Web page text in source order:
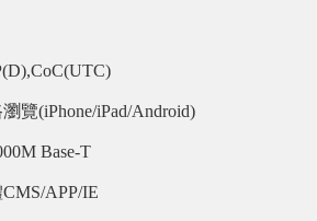
覽(iPhone/iPad/Android)
Base-T
APP/IE